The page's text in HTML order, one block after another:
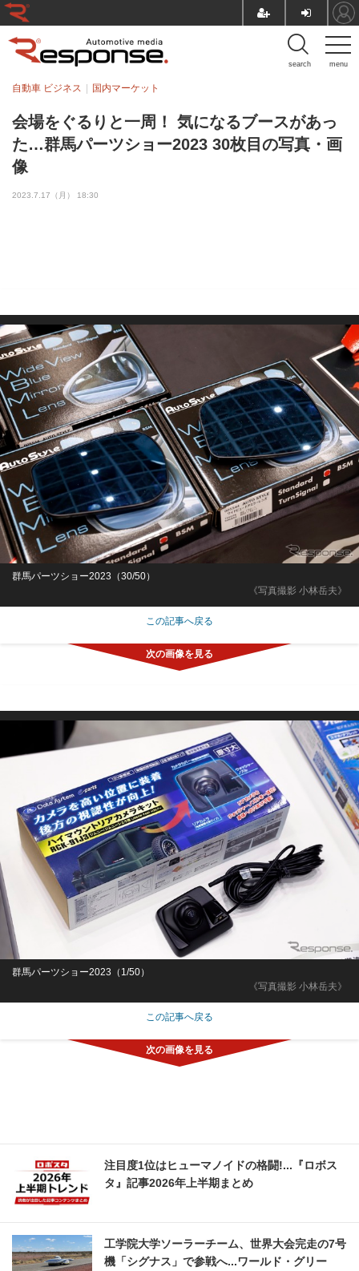
menu
search
会場をぐるりと一周！ 気になるブースがあっ
た…群馬パーツショー2023 30枚目の写真・画
像
自動車 ビジネス 国内マーケット
2023.7.17（月） 18:30
《写真撮影 小林岳夫》
群馬パーツショー2023（30/50）
この記事へ戻る
《写真撮影 小林岳夫》
群馬パーツショー2023（1/50）
この記事へ戻る
注目度1位はヒューマノイドの格闘!...『ロボス
タ』記事2026年上半期まとめ
工学院大学ソーラーチーム、世界大会完走の7号
機「シグナス」で参戦へ...ワールド・グリー